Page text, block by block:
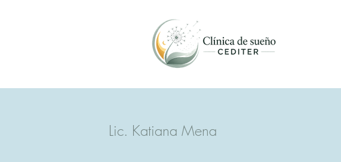
Lic. Katiana Mena